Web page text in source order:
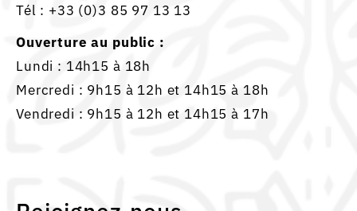
Tél : +33 (0)3 85 97 13 13
Ouverture au public :
Lundi : 14h15 à 18h
Mercredi : 9h15 à 12h et 14h15 à 18h
Vendredi : 9h15 à 12h et 14h15 à 17h